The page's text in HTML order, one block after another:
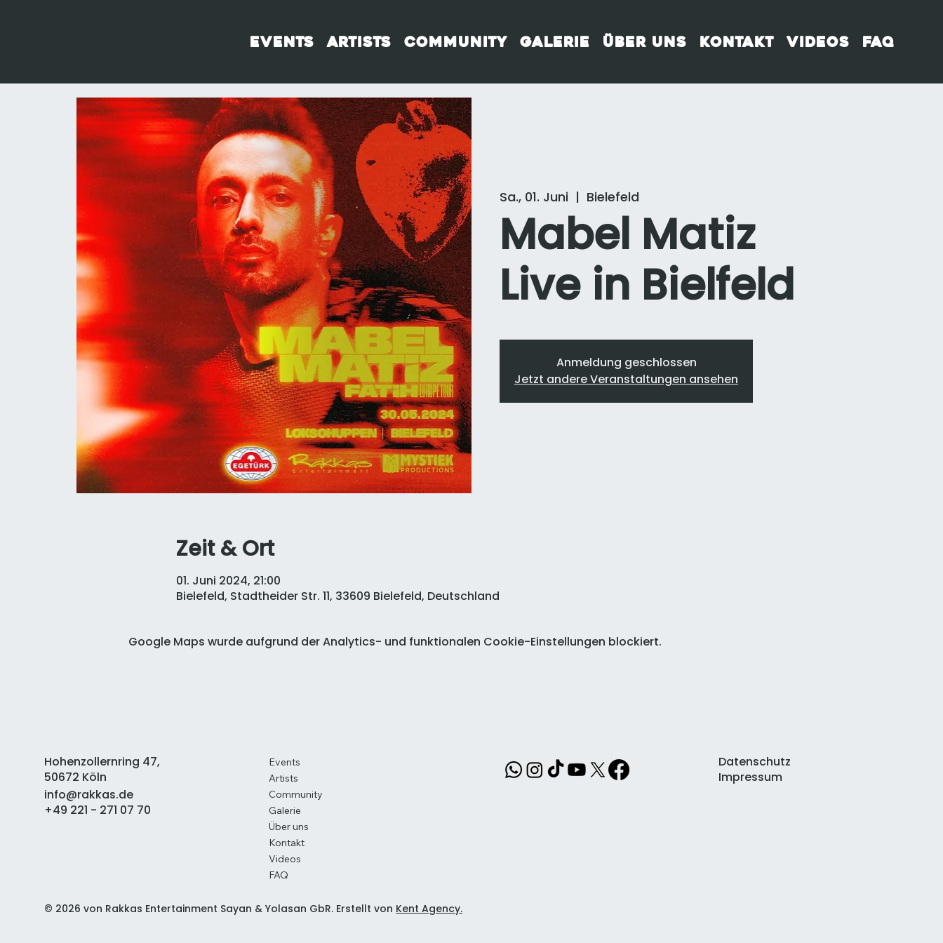
Events Artists Community Galerie Über uns Kontakt Videos FAQ
Sa., 01. Juni
  |
Bielefeld
Mabel Matiz
Live in Bielfeld
Anmeldung geschlossen
Jetzt andere Veranstaltungen ansehen
Zeit & Ort
01. Juni 2024, 21:00
Bielefeld, Stadtheider Str. 11, 33609 Bielefeld, Deutschland
Google Maps wurde aufgrund der Analytics- und funktionalen Cookie-Einstellungen blockiert.
Hohenzollernring 47,
50672 Köln
info@rakkas.de
+49 221 - 271 07 70
Events
Artists
Community
Galerie
Über uns
Kontakt
Videos
FAQ
Datenschutz
Impressum
© 2026 von Rakkas Entertainment Sayan & Yolasan GbR. Erstellt von Kent Agency.